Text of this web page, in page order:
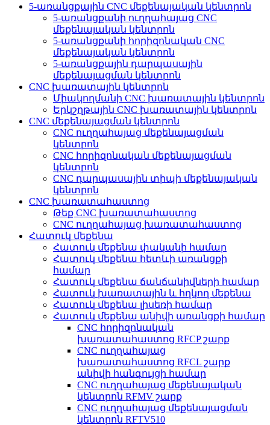
5-առանցքային CNC մեքենայական կենտրոն
5-առանցքանի ուղղահայաց CNC
մեքենայական կենտրոն
5-առանցքանի հորիզոնական CNC
մեքենայական կենտրոն
5-առանցքային դարպասային
մեքենայացման կենտրոն
CNC խառատային կենտրոն
Միակողմանի CNC խառատային կենտրոն
Երկշղթային CNC խառատային կենտրոն
CNC մեքենայացման կենտրոն
CNC ուղղահայաց մեքենայացման
կենտրոն
CNC հորիզոնական մեքենայացման
կենտրոն
CNC դարպասային տիպի մեքենայական
կենտրոն
CNC խառատահաստոց
Թեք CNC խառատահաստոց
CNC ուղղահայաց խառատահաստոց
Հատուկ մեքենա
Հատուկ մեքենա փականի համար
Հատուկ մեքենա հետևի առանցքի
համար
Հատուկ մեքենա ճանճանիվների համար
Հատուկ խառատային և հղկող մեքենա
Հատուկ մեքենա լիսեռի համար
Հատուկ մեքենա անիվի առանցքի համար
CNC հորիզոնական
խառատահաստոց RFCP շարք
CNC ուղղահայաց
խառատահաստոց RFCL շարք
անիվի հանգույցի համար
CNC ուղղահայաց մեքենայական
կենտրոն RFMV շարք
CNC ուղղահայաց մեքենայացման
կենտրոն RFTV510